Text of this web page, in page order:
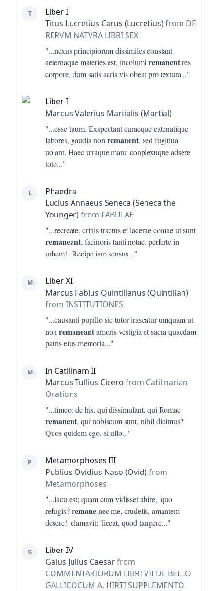
T
Liber I
Titus Lucretius Carus (Lucretius)from DE
RERVM NATVRA LIBRI SEX
"...nexus principiorum dissimiles constant
aeternaque materies est, incolumi remanentres
corpore, dum satis acris vis obeat pro textura..."
Liber I
Marcus Valerius Martialis (Martial)
"...esse tuum. Exspectant curaeque catenatique
labores, gaudia non remanent, sed fugitiua
uolant. Haec utraque manu conplexuque adsere
toto..."
L
Phaedra
Lucius Annaeus Seneca (Seneca the
Younger)from FABULAE
"...recreate. crinis tractus et lacerae comae ut sunt
remaneant, facinoris tanti notae. perferte in
urbem!--Recipe iam sensus..."
M
Liber XI
Marcus Fabius Quintilianus (Quintilian)
from INSTITUTIONES
"...causanti pupillo sic tutor irascatur umquam ut
non remaneantamoris vestigia et sacra quaedam
patris eius memoria..."
M
In Catilinam II
Marcus Tullius Cicero from Catilinarian
Orations
"...timeo; de his, qui dissimulant, qui Romae
remanent, qui nobiscum sunt, nihil dicimus?
Quos quidem ego, si ullo..."
P
Metamorphoses III
Publius Ovidius Naso (Ovid)from
Metamorphoses
"...lacu est; quam cum vidisset abire, 'quo
refugis?remanenec me, crudelis, amantem
desere!' clamavit; 'liceat, quod tangere..."
G
Liber IV
Gaius Julius Caesarfrom
COMMENTARIORUM LIBRI VII DE BELLO
GALLICOCUM A. HIRTI SUPPLEMENTO